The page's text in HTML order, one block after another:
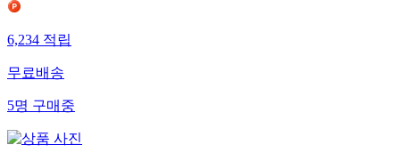
6,234 적립
무료배송
5명 구매중